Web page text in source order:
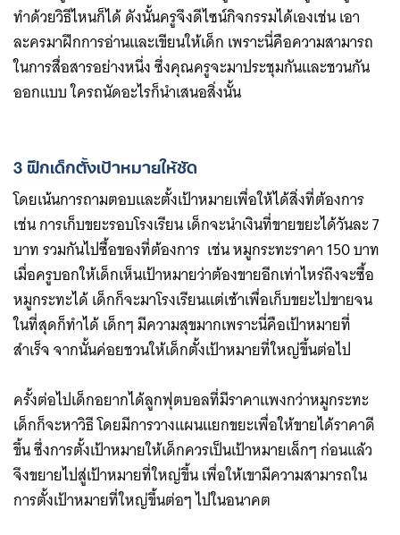
for:
ทำด้วยวิธีไหนก็ได้ ดังนั้นครูจึงดีไซน์กิจกรรมได้เองเช่น เอา
ละครมาฝึกการอ่านและเขียนให้เด็ก เพราะนี่คือความสามารถ
ในการสื่อสารอย่างหนึ่ง ซึ่งคุณครูจะมาประชุมกันและชวนกัน
ออกแบบ ใครถนัดอะไรก็นำเสนอสิ่งนั้น
3 ฝึกเด็กตั้งเป้าหมายให้ชัด
โดยเน้นการถามตอบและตั้งเป้าหมายเพื่อให้ได้สิ่งที่ต้องการ
เช่น การเก็บขยะรอบโรงเรียน เด็กจะนำเงินที่ขายขยะได้วันละ 7
บาท รวมกันไปซื้อของที่ต้องการ เช่น หมูกระทะราคา 150 บาท
เมื่อครูบอกให้เด็กเห็นเป้าหมายว่าต้องขายอีกเท่าไหร่ถึงจะซื้อ
หมูกระทะได้ เด็กก็จะมาโรงเรียนแต่เช้าเพื่อเก็บขยะไปขายจน
ในที่สุดก็ทำได้ เด็กๆ มีความสุขมากเพราะนี่คือเป้าหมายที่
สำเร็จ จากนั้นค่อยชวนให้เด็กตั้งเป้าหมายที่ใหญ่ขึ้นต่อไป
ครั้งต่อไปเด็กอยากได้ลูกฟุตบอลที่มีราคาแพงกว่าหมูกระทะ
เด็กก็จะหาวิธี โดยมีการวางแผนแยกขยะเพื่อให้ขายได้ราคาดี
ขึ้น ซึ่งการตั้งเป้าหมายให้เด็กควรเป็นเป้าหมายเล็กๆ ก่อนแล้ว
จึงขยายไปสู่เป้าหมายที่ใหญ่ขึ้น เพื่อให้เขามีความสามารถใน
การตั้งเป้าหมายที่ใหญ่ขึ้นต่อๆ ไปในอนาคต